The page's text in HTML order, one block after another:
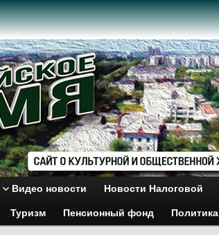
Видео новости Новости Налоговой
Туризм Пенсионный фонд Политика